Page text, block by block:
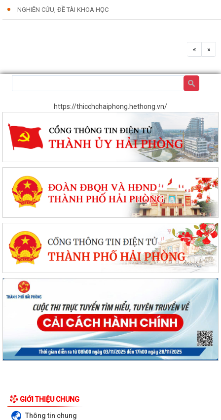
NGHIÊN CỨU, ĐỀ TÀI KHOA HỌC
« »
https://thicchchaiphong.hethong.vn/
GIỚI THIỆU CHUNG
Thông tin chung